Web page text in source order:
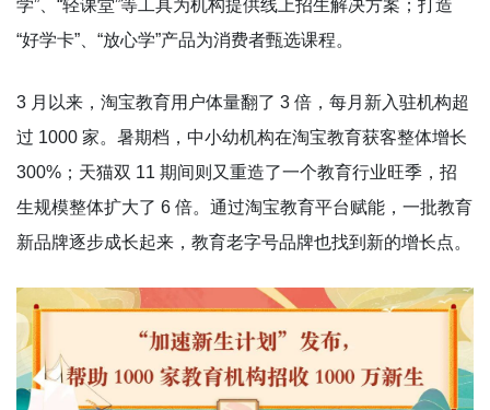
学”、“轻课堂”等工具为机构提供线上招生解决方案；打造
“好学卡”、“放心学”产品为消费者甄选课程。
3 月以来，淘宝教育用户体量翻了 3 倍，每月新入驻机构超
过 1000 家。暑期档，中小幼机构在淘宝教育获客整体增长
300%；天猫双 11 期间则又重造了一个教育行业旺季，招
生规模整体扩大了 6 倍。通过淘宝教育平台赋能，一批教育
新品牌逐步成长起来，教育老字号品牌也找到新的增长点。